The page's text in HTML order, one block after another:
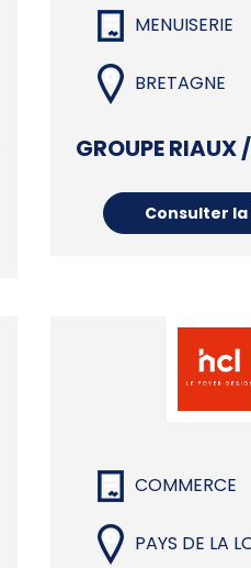
MENUISERIE
BRETAGNE
GROUPE RIAUX
Consulter
COMMERCE
PAYS DE LA